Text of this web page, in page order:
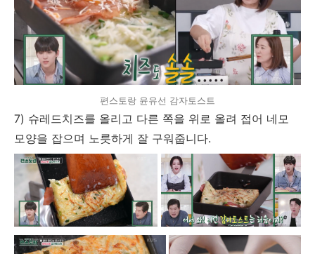
편스토랑 윤유선 감자토스트
7) 슈레드치즈를 올리고 다른 쪽을 위로 올려 접어 네모
모양을 잡으며 노릇하게 잘 구워줍니다.